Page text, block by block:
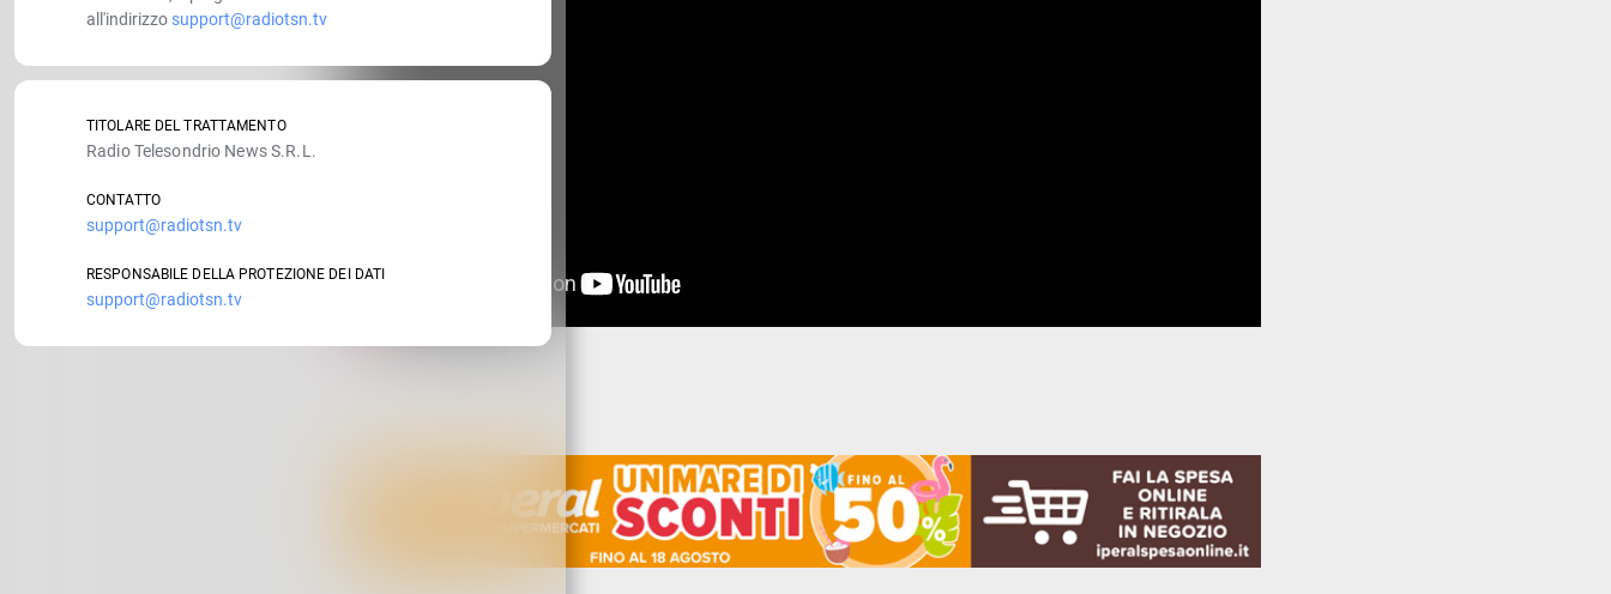
all'indirizzo support@radiotsn.tv
TITOLARE DEL TRATTAMENTO
Radio Telesondrio News S.R.L.
CONTATTO
support@radiotsn.tv
RESPONSABILE DELLA PROTEZIONE DEI DATI
support@radiotsn.tv